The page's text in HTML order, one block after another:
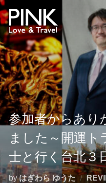
コ
ン
テ
ン
ツ
へ
ス
キ
ッ 参加者からあり
ました～開運ト
士と行く台北３
byはぎわら ゆうた